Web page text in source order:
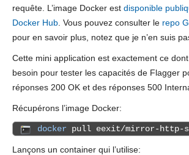
requête. L’image Docker est disponible
Docker Hub. Vous pouvez consulter le repo
pour en savoir plus, notez que je n’en suis
Cette mini application est exactement ce
besoin pour tester les capacités de Flagger
réponses 200 OK et des réponses 500
Récupérons l’image Docker:
docker pull eexit/mirror-http-
Lançons un container qui l’utilise: